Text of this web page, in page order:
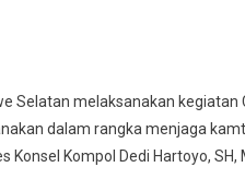
Selatan melaksanakan kegiatan
dalam rangka menjaga
Kompol Dedi Hartoyo, SH,